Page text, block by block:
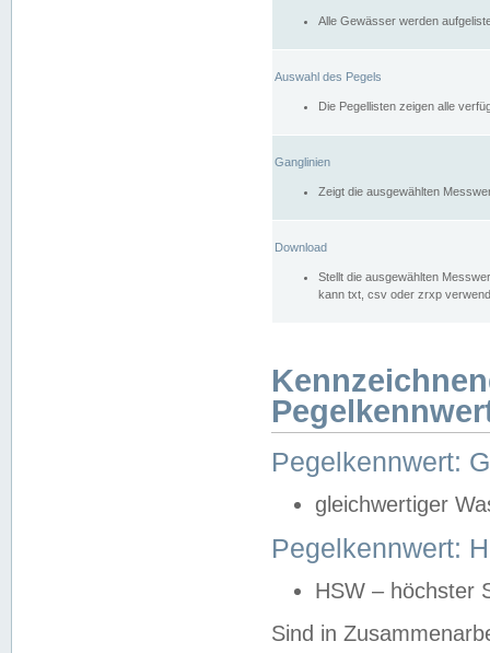
Alle Gewässer werden
Auswahl des Pegels
Die Pegellisten zeigen alle
Ganglinien
Zeigt die ausgewählten
Download
Stellt die ausgewählten
kann txt, csv oder zrxp
Pegelkennwert:
gleichwertiger
Pegelkennwert:
HSW – höchster
Sind in